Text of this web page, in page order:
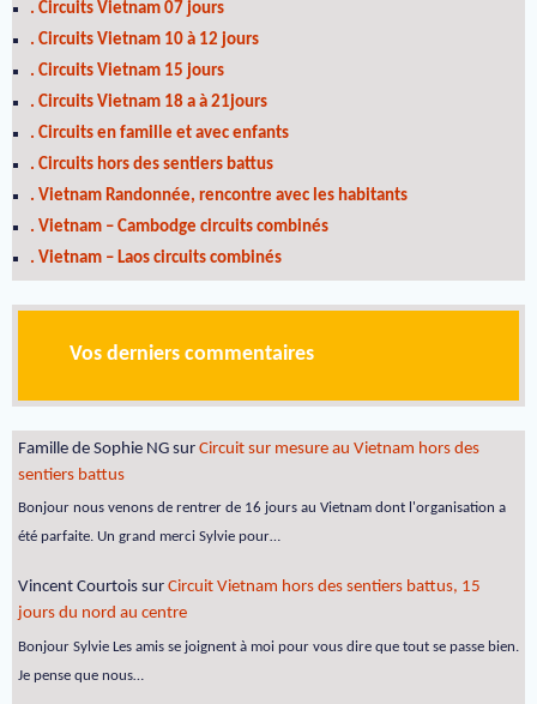
. Circuits Vietnam 07 jours
. Circuits Vietnam 10 à 12 jours
. Circuits Vietnam 15 jours
. Circuits Vietnam 18 a à 21jours
. Circuits en famille et avec enfants
. Circuits hors des sentiers battus
. Vietnam Randonnée, rencontre avec les habitants
. Vietnam – Cambodge circuits combinés
. Vietnam – Laos circuits combinés
Vos derniers commentaires
Famille de Sophie NG sur Circuit sur mesure au Vietnam hors des
sentiers battus
Bonjour nous venons de rentrer de 16 jours au Vietnam dont l'organisation a
été parfaite. Un grand merci Sylvie pour…
Vincent Courtois sur Circuit Vietnam hors des sentiers battus, 15
jours du nord au centre
Bonjour Sylvie Les amis se joignent à moi pour vous dire que tout se passe bien.
Je pense que nous…